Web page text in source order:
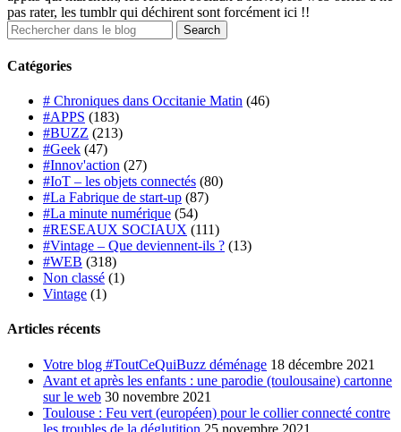
pas rater, les tumblr qui déchirent sont forcément ici !!
Catégories
# Chroniques dans Occitanie Matin (46)
#APPS (183)
#BUZZ (213)
#Geek (47)
#Innov'action (27)
#IoT – les objets connectés (80)
#La Fabrique de start-up (87)
#La minute numérique (54)
#RESEAUX SOCIAUX (111)
#Vintage – Que deviennent-ils ? (13)
#WEB (318)
Non classé (1)
Vintage (1)
Articles récents
Votre blog #ToutCeQuiBuzz déménage 18 décembre 2021
Avant et après les enfants : une parodie (toulousaine) cartonne
sur le web 30 novembre 2021
Toulouse : Feu vert (européen) pour le collier connecté contre
les troubles de la déglutition 25 novembre 2021